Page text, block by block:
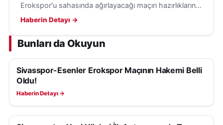
Erokspor'u sahasında ağırlayacağı maçın hazırlıklarını
tamamladı; karşılaşma 8 Ağustos Cumartesi günü
Haberin Detayı →
Bunları da Okuyun
SIVASSPOR HABERLERI
Sivasspor-Esenler Erokspor Maçının Hakemi Belli
Oldu!
Haberin Detayı →